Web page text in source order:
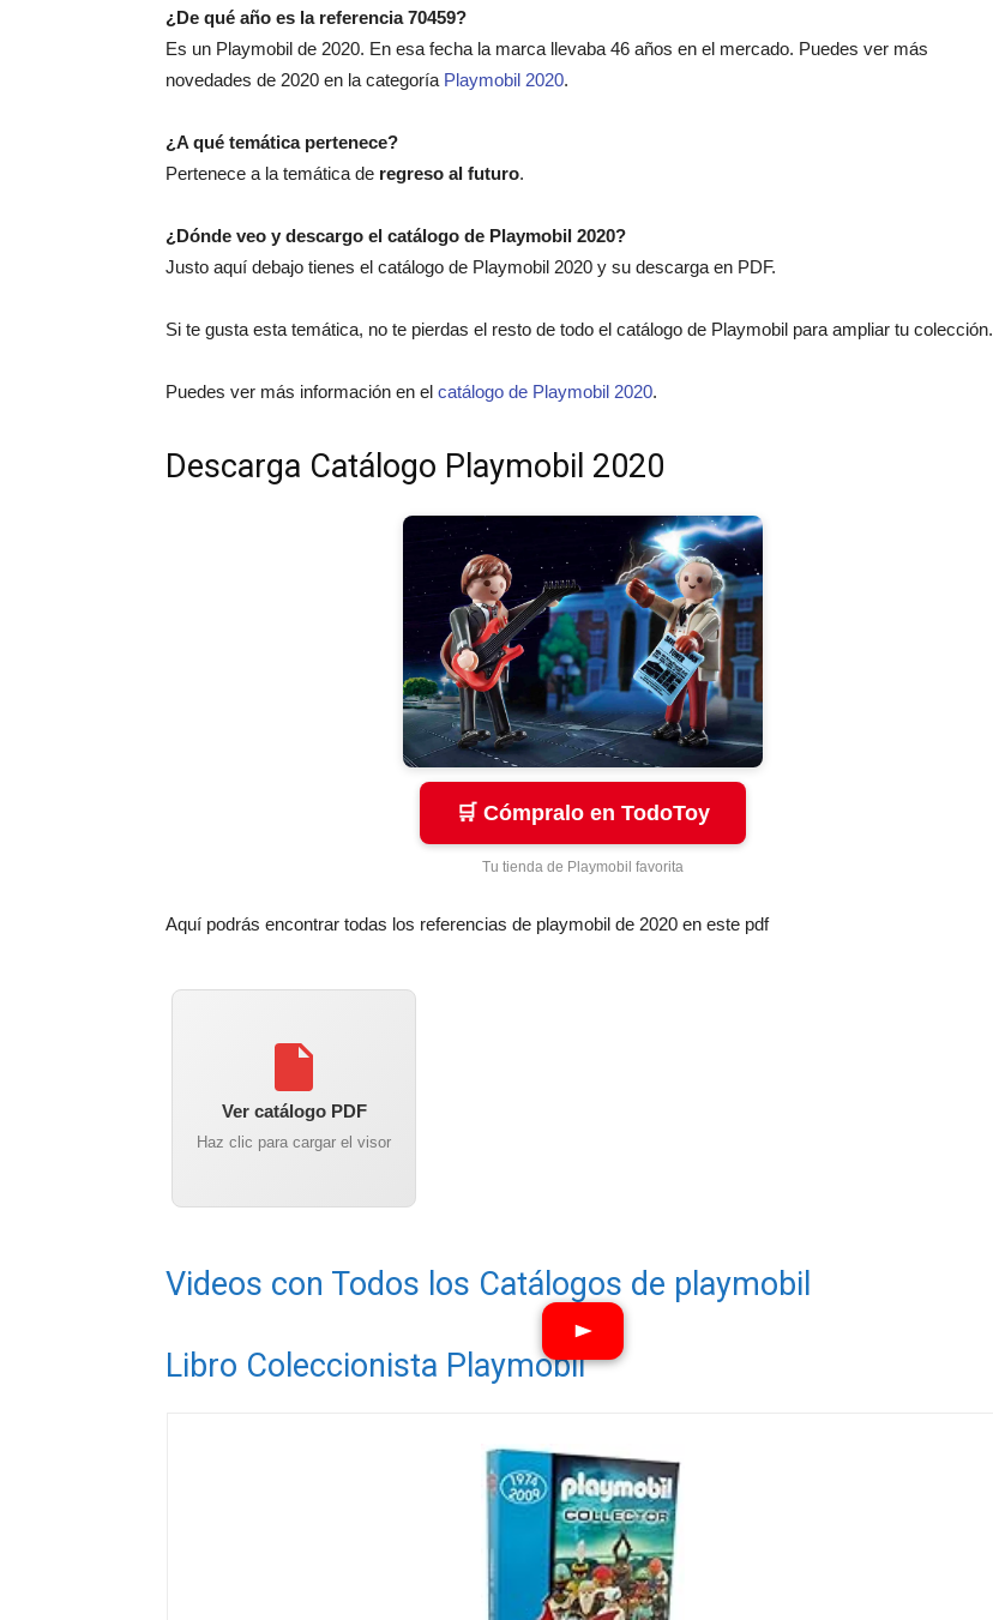
¿De qué año es la referencia 70459?
Es un Playmobil de 2020. En esa fecha la marca llevaba 46 años en el mercado. Puedes ver más
novedades de 2020 en la categoría Playmobil 2020.
¿A qué temática pertenece?
Pertenece a la temática de regreso al futuro.
¿Dónde veo y descargo el catálogo de Playmobil 2020?
Justo aquí debajo tienes el catálogo de Playmobil 2020 y su descarga en PDF.
Si te gusta esta temática, no te pierdas el resto de todo el catálogo de Playmobil para ampliar tu colección.
Puedes ver más información en el catálogo de Playmobil 2020.
Descarga Catálogo Playmobil 2020
🛒 Cómpralo en TodoToy
Tu tienda de Playmobil favorita
Aquí podrás encontrar todas los referencias de playmobil de 2020 en este pdf
Ver catálogo PDF
Haz clic para cargar el visor
Videos con Todos los Catálogos de playmobil
Libro Coleccionista Playmobil